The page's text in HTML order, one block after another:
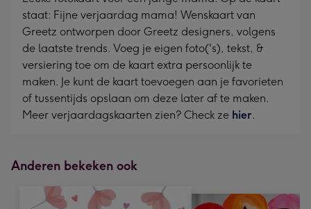
staat: Fijne verjaardag mama! Wenskaart van
Greetz ontworpen door Greetz designers, volgens
de laatste trends. Voeg je eigen foto('s), tekst, &
versiering toe om de kaart extra persoonlijk te
maken. Je kunt de kaart toevoegen aan je favorieten
of tussentijds opslaan om deze later af te maken.
Meer verjaardagskaarten zien? Check ze hier.
Anderen bekeken ook